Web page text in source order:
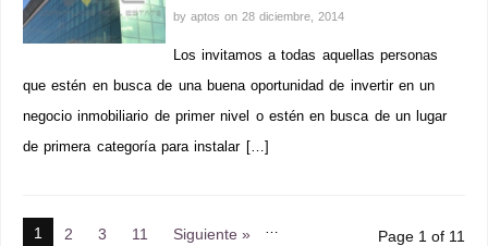
by aptos on 28 diciembre, 2014
Los invitamos a todas aquellas personas
que estén en busca de una buena oportunidad de invertir en un
negocio inmobiliario de primer nivel o estén en busca de un lugar
de primera categoría para instalar […]
1 2 3 …
11 Siguiente » Page 1 of 11